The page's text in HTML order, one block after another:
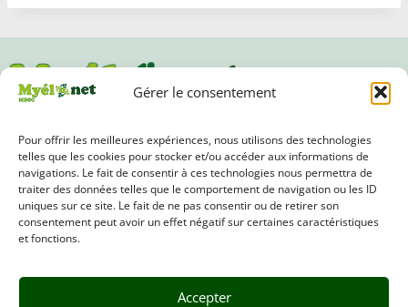
Gérer le consentement
Pour offrir les meilleures expériences, nous utilisons des technologies
telles que les cookies pour stocker et/ou accéder aux informations de
navigations. Le fait de consentir à ces technologies nous permettra de
traiter des données telles que le comportement de navigation ou les ID
uniques sur ce site. Le fait de ne pas consentir ou de retirer son
consentement peut avoir un effet négatif sur certaines caractéristiques
et fonctions.
Accepter
Suivez-nous